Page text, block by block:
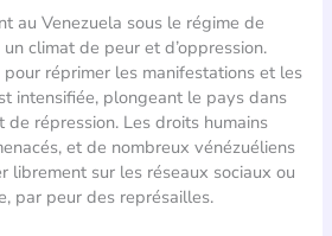
au Venezuela sous le régime de
climat de peur et d’oppression.
pour réprimer les manifestations et les
intensifiée, plongeant le pays dans
de répression. Les droits humains
et de nombreux vénézuéliens
librement sur les réseaux sociaux ou
par peur des représailles.